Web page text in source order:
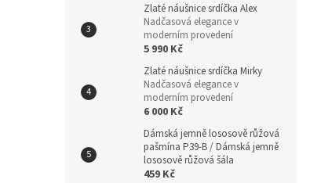
Zlaté náušnice srdíčka Alex
Nadčasová elegance v
moderním provedení
5 990 Kč
Zlaté náušnice srdíčka Mirky
Nadčasová elegance v
moderním provedení
6 000 Kč
Dámská jemně lososově růžová
pašmína P39-B / Dámská jemně
lososově růžová šála
459 Kč